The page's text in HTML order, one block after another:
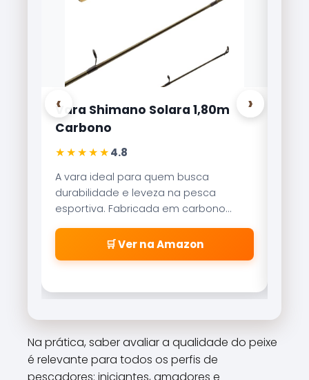
‹
Vara Shimano Solara 1,80m
Carbono
★★★★★4.8
A vara ideal para quem busca
durabilidade e leveza na pesca
esportiva. Fabricada em carbono
aeroglass, oferece sensibilidade
incrível para fisgadas precisas.
🛒 Ver na Amazon
›
Na prática, saber avaliar a qualidade do peixe
é relevante para todos os perfis de